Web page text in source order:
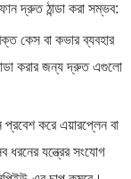
দ্রুত ঠান্ডা করা সম্ভব:
কেস বা কভার ব্যবহার
করার জন্য দ্রুত এগুলো
করে এয়ারপ্লেন বা
ধরনের যন্ত্রের সংযোগ